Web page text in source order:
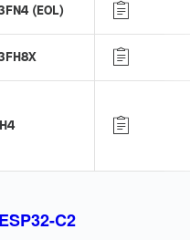
(EOL)
ESP32-C2